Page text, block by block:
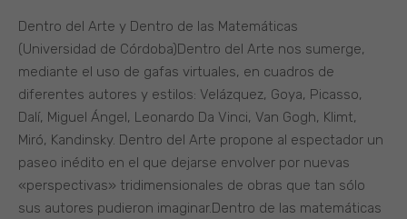
Dentro del Arte y Dentro de las Matemáticas
(Universidad de Córdoba)Dentro del Arte nos sumerge,
mediante el uso de gafas virtuales, en cuadros de
diferentes autores y estilos: Velázquez, Goya, Picasso,
Dalí, Miguel Ángel, Leonardo Da Vinci, Van Gogh, Klimt,
Miró, Kandinsky. Dentro del Arte propone al espectador un
paseo inédito en el que dejarse envolver por nuevas
«perspectivas» tridimensionales de obras que tan sólo
sus autores pudieron imaginar.Dentro de las matemáticas